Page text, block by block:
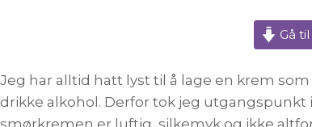
Gå
Jeg har alltid hatt lyst til å lage en krem
drikke alkohol. Derfor tok jeg utgangspunkt